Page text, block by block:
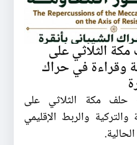
الثلاثي على
وقراءة في حراك
حلف مكة الثلاثي على
والتركية والربط الإقليمي